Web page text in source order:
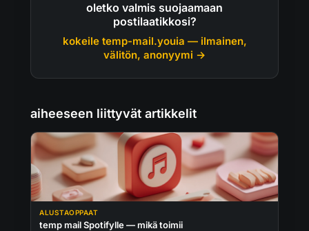
oletko valmis suojaamaan
postilaatikkosi?
kokeile temp-mail.youia — ilmainen,
välitön, anonyymi →
aiheeseen liittyvät artikkelit
ALUSTAOPPAAT
temp mail Spotifylle — mikä toimii